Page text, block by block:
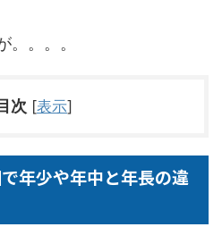
。。。。
次 [表示]
年少や年中と年長の違